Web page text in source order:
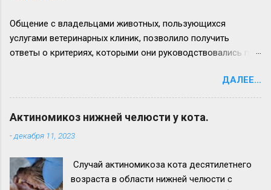
Общение с владельцами животных, пользующихся
услугами ветеринарных клиник, позволило получить
ответы о критериях, которыми они руководствовались при
приводим ниже: 1. удобное расположение (доступность), 2.
доступные цены на услуги (или/и соотношение цена/
качество обслуживания), 3. наличие квалифицированных
ветеринарных врачей (и/или узкопрофильного
специалиста), 4. рекомендации знакомых, 5. хорошая
автомобилей, 7. совпадение рекламных ожиданий и
реальности, 8. клиника работает долгое время (например:
ДАЛЕЕ...
Актиномикоз нижней челюсти у кота.
-декабря 11, 2023
Случай актиномикоза кота десятилетнего
возраста в области нижней челюсти с